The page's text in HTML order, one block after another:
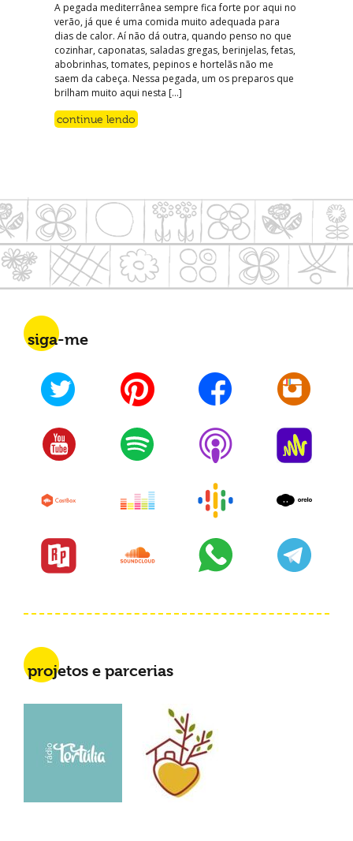
A pegada mediterrânea sempre fica forte por aqui no
verão, já que é uma comida muito adequada para
dias de calor. Aí não dá outra, quando penso no que
cozinhar, caponatas, saladas gregas, berinjelas, fetas,
abobrinhas, tomates, pepinos e hortelãs não me
saem da cabeça. Nessa pegada, um os preparos que
brilham muito aqui nesta […]
continue lendo
siga-me
projetos e parcerias